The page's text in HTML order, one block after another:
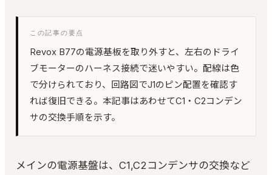
ルームトーン実測｜環境に最適化して自動整音
KUON STAGE
KUON FIELD
マイキング一致率｜2D/3D で音場を予測
KUON ANALYZER
この記事の要点
Revox B77の電源基板を取り外すと、左右のドライ
ブモーターのハーネス接続で迷いやすい。配線は色
で分けられており、回路図でJ1のピン配置を確認す
れば復旧できる。本記事はあわせてC1・C2コンデン
サの交換手順を示す。
メインの電源基盤は、C1,C2コンデンサの交換など